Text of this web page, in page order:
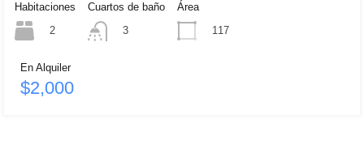
Habitaciones
2
Cuartos de baño
3
Área
117
En Alquiler
$2,000